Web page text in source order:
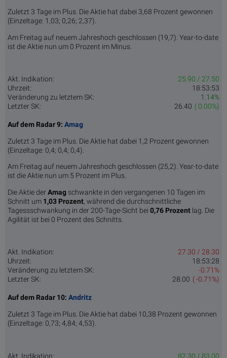
Zuletzt 3 Tage im Plus. Die Aktie hat dabei 3,68 Prozent gewonnen
(Einzeltage: 1,03; 0,26; 2,37).
Am Freitag auf neuem Jahreshoch geschlossen (19,7). Year-to-date
ist die Aktie nun um 0 Prozent im Minus.
Akt. Indikation:
25.90 / 27.50
Uhrzeit:
18:53:53
Veränderung zu letztem SK:
1.14%
Letzter SK:
( 0.00%)
26.40
Auf dem Radar 9: Amag
Zuletzt 3 Tage im Plus. Die Aktie hat dabei 1,2 Prozent gewonnen
(Einzeltage: 0,4; 0,4; 0,4).
Am Freitag auf neuem Jahreshoch geschlossen (25,2). Year-to-date
ist die Aktie nun um 5 Prozent im Plus.
Die Aktie derAmag schwankte in den vergangenen 10 Tagen im
Schnitt um 1,03 Pro­zent, während die durchschnittliche
Tagessschwankung in der 200-Tage-Sicht bei 0,76 Prozent lag. Die
Agilität ist bei 0 Prozent des Schnitts.
Akt. Indikation:
27.30 / 28.30
Uhrzeit:
18:53:28
Veränderung zu letztem SK:
-0.71%
Letzter SK:
( -0.71%)
28.00
Auf dem Radar 10: Andritz
Zuletzt 3 Tage im Plus. Die Aktie hat dabei 10,38 Prozent gewonnen
(Einzeltage: 0,73; 4,84; 4,53).
Akt. Indikation: 82.30 / 83.00